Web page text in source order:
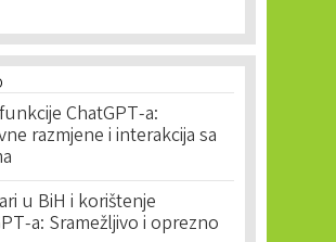
ChatGPT-a:
razmjene i interakcija sa
u BiH i korištenje
a: Sramežljivo i oprezno